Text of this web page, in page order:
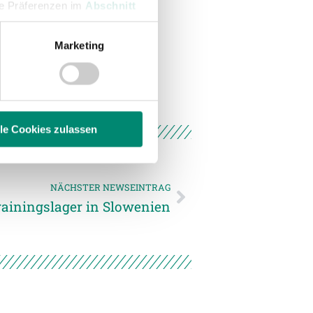
Präferenzen im Abschnitt
Verwendung unserer
Marketing
Cookies zulassen
NÄCHSTER NEWSEINTRAG
in Slowenien